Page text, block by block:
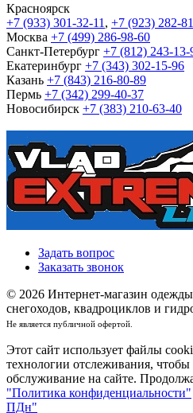
Красноярск
+7 (933) 301-32-11 , +7 (923) 282-
Москва +7 (499) 286-98-60
Санкт-Петербург +7 (812) 243-13-
Екатеринбург +7 (343) 302-15-96
Казань +7 (843) 216-80-89
Пермь +7 (342) 299-40-37
Новосибирск +7 (383) 210-63-40
Задать вопрос
Заказать звонок
© 2026 Интернет-магазин одежды
снегоходов, квадроциклов и
Не является публичной офертой.
Этот сайт использует файлы
технологии отслеживания,
обслуживание на сайте.
"Политика конфиденциальности"
ПДн"